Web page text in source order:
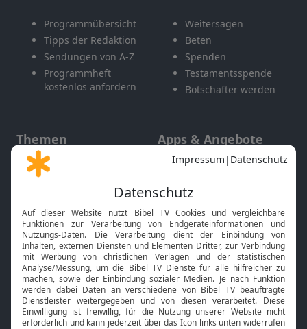
Programmübersicht
Tipps der Redaktion
Sendungen von A-Z
Programmheft
kostenlos anfordern
Weitersagen
Beten
Spenden
Testamentsspende
Botschafter werden
Themen
Gott und Bibel erklärt
Neuigkeiten
Apps & Angebote
Mobile App
Smart TV
HbbTV
Bibelthek Online-Bibel
Nächster Gottesdienst
Bibel TV Service